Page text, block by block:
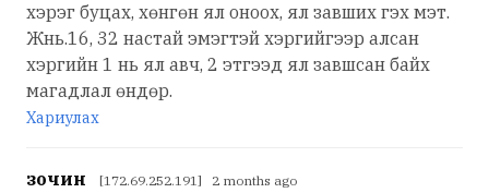
хэрэг буцах, хөнгөн ял оноох, ял завших гэх мэт.
Жнь.16, 32 настай эмэгтэй хэргийгээр алсан
хэргийн 1 нь ял авч, 2 этгээд ял завшсан байх
магадлал өндөр.
Хариулах
зочин [172.69.252.191] 2 months ago